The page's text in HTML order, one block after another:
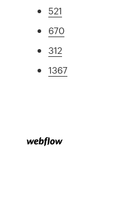
521
670
312
1367